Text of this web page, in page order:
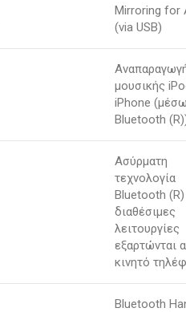
Mirroring for
(via USB)
μουσικής
iPhone
Bluetooth
Ασύρματη
τεχνολογία
Bluetooth
διαθέσιμες
λειτουργίες
εξαρτώνται
κινητό
Bluetooth